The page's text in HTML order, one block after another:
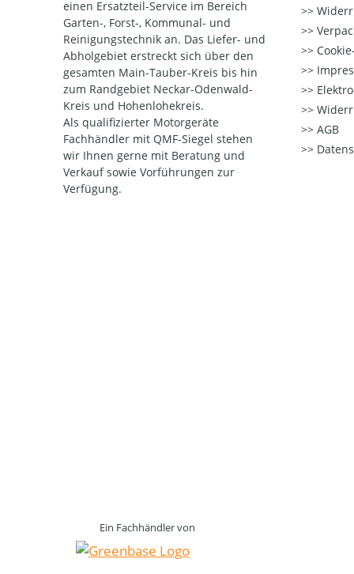
einen Ersatzteil-Service im Bereich
Garten-, Forst-, Kommunal- und
Reinigungstechnik an. Das Liefer- und
Abholgebiet erstreckt sich über den
gesamten Main-Tauber-Kreis bis hin
zum Randgebiet Neckar-Odenwald-
Kreis und Hohenlohekreis.
Als qualifizierter Motorgeräte
Fachhändler mit QMF-Siegel stehen
wir Ihnen gerne mit Beratung und
Verkauf sowie Vorführungen zur
Verfügung.
AGB
Ein Fachhändler von